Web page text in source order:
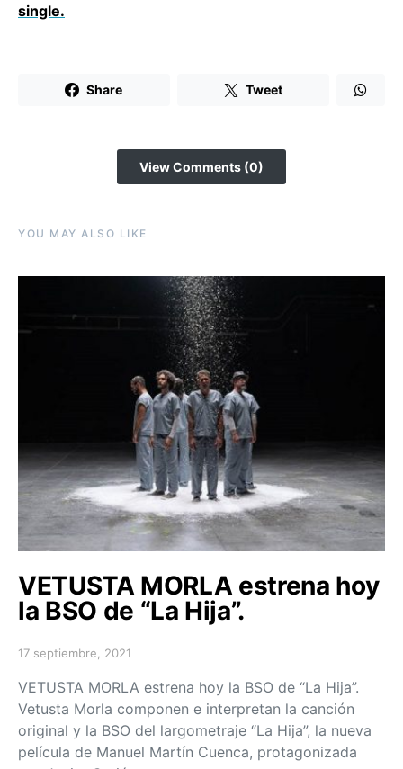
single.
Share Tweet
View Comments (0)
YOU MAY ALSO LIKE
VETUSTA MORLA estrena hoy
la BSO de “La Hija”.
Posted on
17 septiembre, 2021
VETUSTA MORLA estrena hoy la BSO de “La Hija”.
Vetusta Morla componen e interpretan la canción
original y la BSO del largometraje “La Hija”, la nueva
película de Manuel Martín Cuenca, protagonizada